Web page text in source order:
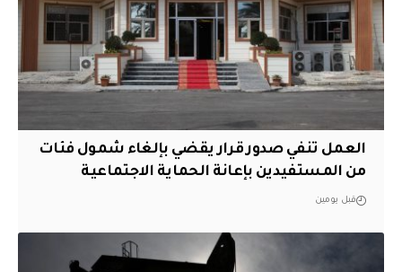
العمل تنفي صدور قرار يقضي بإلغاء شمول فئات
من المستفيدين بإعانة الحماية الاجتماعية
قبل يومين